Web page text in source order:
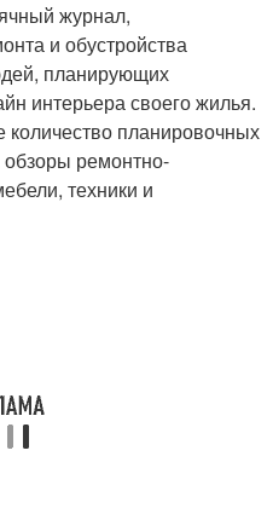
журнал,
и обустройства
планирующих
интерьера своего жилья.
планировочных
ремонтно-
техники и